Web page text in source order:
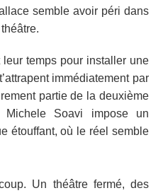
semble avoir péri dans
leur temps pour installer une
immédiatement par
partie de la deuxième
Soavi impose un
étouffant, où le réel semble
Un théâtre fermé, des